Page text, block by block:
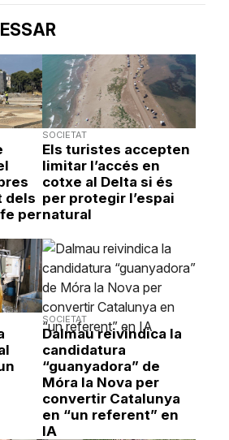
dels
per
SOCIETAT
Els turistes accepten
limitar l’accés en
cotxe al Delta si és
per protegir l’espai
natural
SOCIETAT
Dalmau reivindica la
candidatura
“guanyadora” de
Móra la Nova per
convertir Catalunya
en “un referent” en
IA